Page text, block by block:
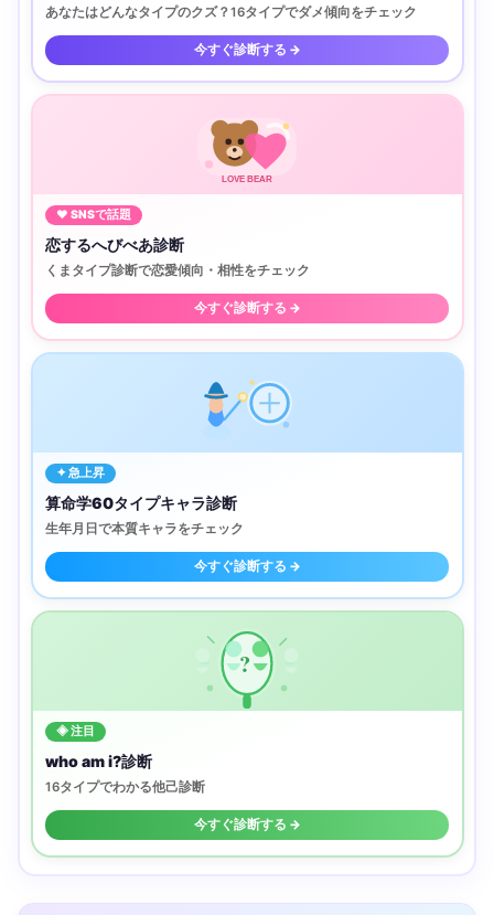
あなたはどんなタイプのクズ？16タイプでダメ傾向をチェック
今すぐ診断する →
LOVE BEAR
♥ SNSで話題
恋するへびべあ診断
くまタイプ診断で恋愛傾向・相性をチェック
今すぐ診断する →
✦ 急上昇
算命学60タイプキャラ診断
生年月日で本質キャラをチェック
今すぐ診断する →
?
◈ 注目
who am i?診断
16タイプでわかる他己診断
今すぐ診断する →